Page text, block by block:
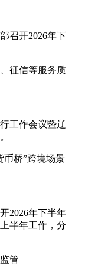
召开2026年下
征信等服务质
工作会议暨辽
币桥”跨境场景
2026年下半年
半年工作，分
管